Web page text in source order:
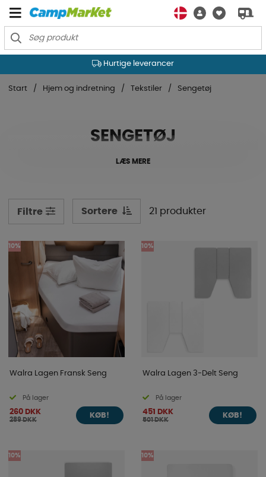
Hurtige leverancer
Start Hjem og indretning Tekstiler Sengetøj
SENGETØJ
LÆS MERE
Filtre Sortere 21 produkter
10%
Walra Lagen Fransk Seng
På lager
260 DKK
289 DKK
KØB!
10%
Walra Lagen 3-Delt Seng
På lager
451 DKK
501 DKK
KØB!
10% 10%